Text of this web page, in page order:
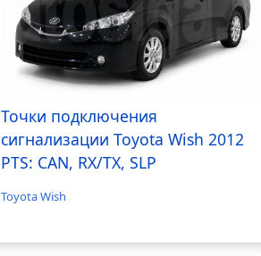
Точки подключения
сигнализации Toyota Wish 2012
PTS: CAN, RX/TX, SLP
Toyota Wish